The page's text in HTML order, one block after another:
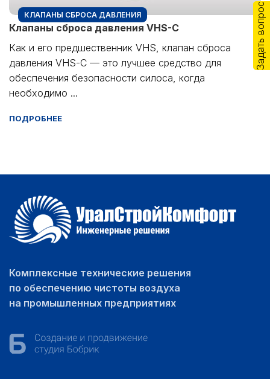
КЛАПАНЫ СБРОСА ДАВЛЕНИЯ
Клапаны сброса давления VHS-C
Как и его предшественник VHS, клапан сброса
давления VHS-C — это лучшее средство для
обеспечения безопасности силоса, когда
необходимо ...
ПОДРОБНЕЕ
Комплексные технические решения
по обеспечению чистоты воздуха
на промышленных предприятиях
Задать вопрос